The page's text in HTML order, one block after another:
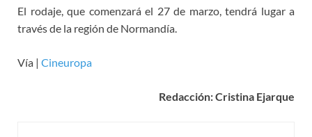
El rodaje, que comenzará el 27 de marzo, tendrá lugar a
través de la región de Normandía.
Vía | Cineuropa
Redacción: Cristina Ejarque